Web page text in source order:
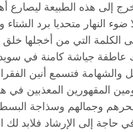
إلى هذه الطبيعة ليصارع
ضوء النهار متحديا برد
التي من أخجلها خلق
عاطفة جياشة كامنة في
فتسمع أنين
المقهورين المعذبين في
وجمالهم وسذاجة
إلى الإرشاد فلابد لك